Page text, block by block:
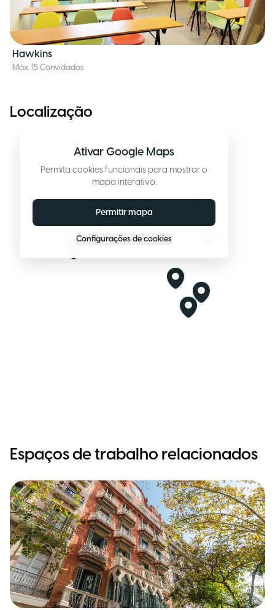
Hawkins
Máx. 15 Convidados
Localização
Ativar Google Maps
Permita cookies funcionais para mostrar o
mapa interativo.
Permitir mapa
Configurações de cookies
Espaços de trabalho relacionados